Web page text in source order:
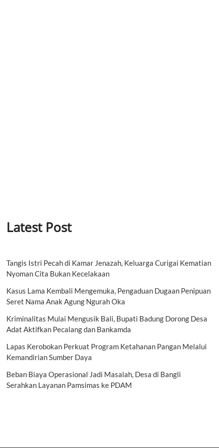
Latest Post
Tangis Istri Pecah di Kamar Jenazah, Keluarga Curigai Kematian
Nyoman Cita Bukan Kecelakaan
Kasus Lama Kembali Mengemuka, Pengaduan Dugaan Penipuan
Seret Nama Anak Agung Ngurah Oka
Kriminalitas Mulai Mengusik Bali, Bupati Badung Dorong Desa
Adat Aktifkan Pecalang dan Bankamda
Lapas Kerobokan Perkuat Program Ketahanan Pangan Melalui
Kemandirian Sumber Daya
Beban Biaya Operasional Jadi Masalah, Desa di Bangli
Serahkan Layanan Pamsimas ke PDAM